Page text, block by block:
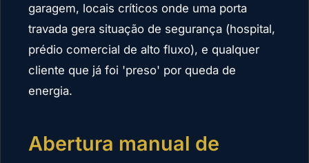
garagem, locais críticos onde uma porta
travada gera situação de segurança (hospital,
prédio comercial de alto fluxo), e qualquer
cliente que já foi 'preso' por queda de
energia.
Abertura manual de